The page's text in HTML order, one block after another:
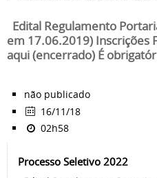
Edital Regulamento
em 17.06.2019) Inscrições
aqui (encerrado) É
não publicado
16/11/18
02h58
Processo Seletivo 2022